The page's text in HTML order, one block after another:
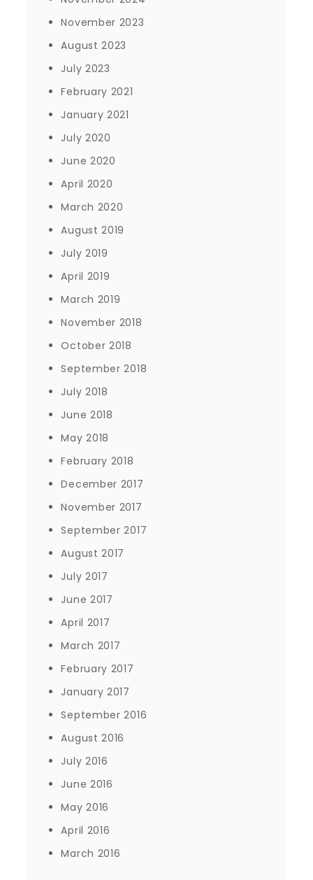
November 2023
August 2023
July 2023
February 2021
January 2021
July 2020
June 2020
April 2020
March 2020
August 2019
July 2019
April 2019
March 2019
November 2018
October 2018
September 2018
July 2018
June 2018
May 2018
February 2018
December 2017
November 2017
September 2017
August 2017
July 2017
June 2017
April 2017
March 2017
February 2017
January 2017
September 2016
August 2016
July 2016
June 2016
May 2016
April 2016
March 2016